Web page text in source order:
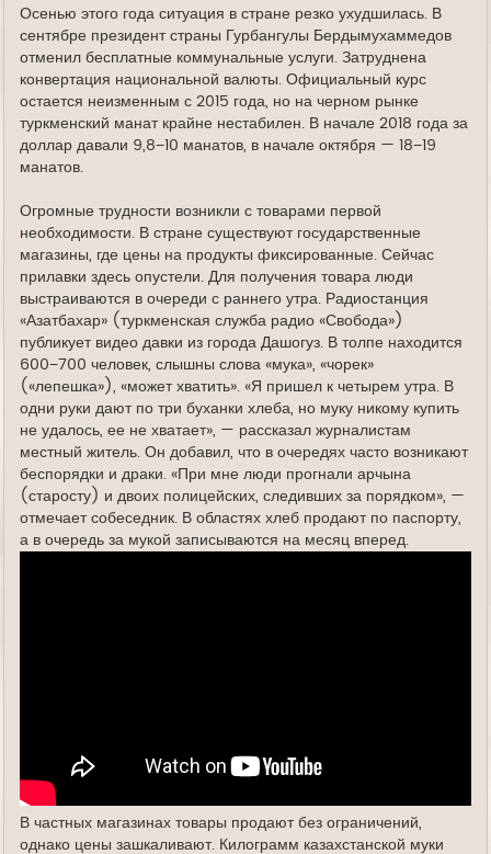
Осенью этого года ситуация в стране резко ухудшилась. В
сентябре президент страны Гурбангулы Бердымухаммедов
отменил бесплатные коммунальные услуги. Затруднена
конвертация национальной валюты. Официальный курс
остается неизменным с 2015 года, но на черном рынке
туркменский манат крайне нестабилен. В начале 2018 года за
доллар давали 9,8−10 манатов, в начале октября — 18−19
манатов.
Огромные трудности возникли с товарами первой
необходимости. В стране существуют государственные
магазины, где цены на продукты фиксированные. Сейчас
прилавки здесь опустели. Для получения товара люди
выстраиваются в очереди с раннего утра. Радиостанция
«Азатбахар» (туркменская служба радио «Свобода»)
публикует видео давки из города Дашогуз. В толпе находится
600−700 человек, слышны слова «мука», «чорек»
(«лепешка»), «может хватить». «Я пришел к четырем утра. В
одни руки дают по три буханки хлеба, но муку никому купить
не удалось, ее не хватает», — рассказал журналистам
местный житель. Он добавил, что в очередях часто возникают
беспорядки и драки. «При мне люди прогнали арчына
(старосту) и двоих полицейских, следивших за порядком», —
отмечает собеседник. В областях хлеб продают по паспорту,
а в очередь за мукой записываются на месяц вперед.
В частных магазинах товары продают без ограничений,
однако цены зашкаливают. Килограмм казахстанской муки